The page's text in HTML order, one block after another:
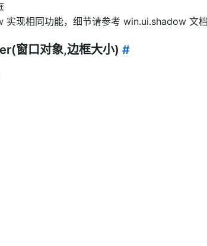
实现相同功能，细节请参考 win.ui.shadow 文档
窗口对象,边框大小) #